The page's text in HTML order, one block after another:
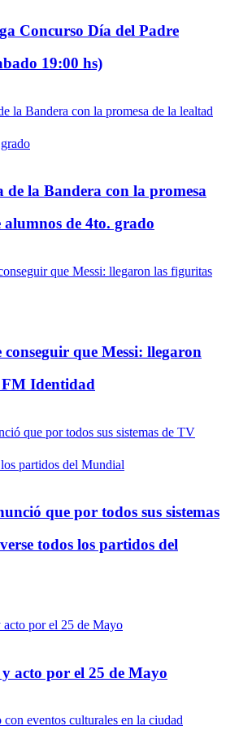
Concurso Día del Padre
19:00 hs)
de la Bandera con la promesa
alumnos de 4to. grado
conseguir que Messi: llegaron
Identidad
que por todos sus sistemas
todos los partidos del
acto por el 25 de Mayo